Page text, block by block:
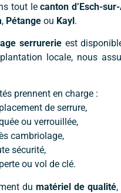
tout lecanton d’Esch-
, Pétange ou Kayl.
serrurerieest
locale, nous
prennent en charge :
de serrure,
ou verrouillée,
cambriolage,
sécurité,
ou vol de clé.
dumatériel de qualité